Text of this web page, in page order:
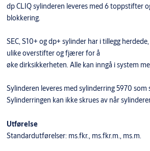
dp CLIQ sylinderen leveres med 6 toppstifter
blokkering.
SEC, S10+ og dp+ sylinder har i tillegg
ulike overstifter og fjærer for å
øke dirksikkerheten. Alle kan inngå i system
Sylinderen leveres med sylinderring 5970
Sylinderringen kan ikke skrues av når
Utførelse
Standardutførelser: ms.fkr., ms.fkr.m., ms.m.